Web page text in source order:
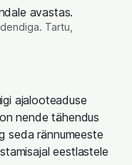
avastas.
Tartu,
ajalooteaduse
nende tähendus
seda rännumeeste
eestlastele